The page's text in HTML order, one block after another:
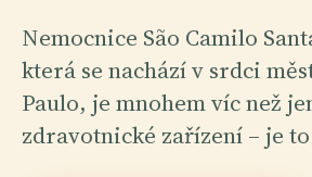
Nemocnice São Camilo
která se nachází v srdci
Paulo, je mnohem víc než
zdravotnické zařízení – je